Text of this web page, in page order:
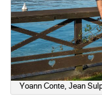
Yoann Conte, Jean